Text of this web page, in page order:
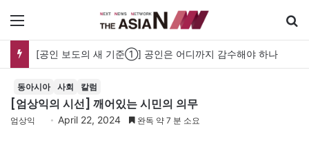
[공인 보도의 새 기준①] 공인은 어디까지 감수해야 하나
동아시아 사회 칼럼
[엄상익의 시선] 깨어있는 시민의 의무
엄상익 April 22, 2024 완독 약 7 분 소요